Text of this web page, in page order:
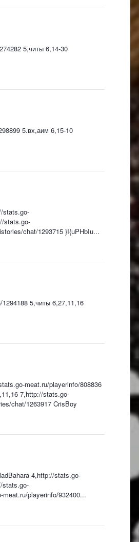
5,читы 6,14-30
5.вх,аим 6,15-10
stats.go-
stats.go-
chat/1293715 }I{uPHbIu...
5,читы 6,27,11,16
meat.ru/playerinfo/808836
7,http://stats.go-
chat/1263917 CrisBoy
4,http://stats.go-
stats.go-
playerinfo/932400...